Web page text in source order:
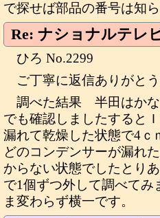
で探せば部品の番号は知
Re: ナショナルテレ
ひろ No.2299
ご丁寧に返信ありがとう
調べた結果 半田はか
でも確認しましたすると
漏れて乾燥した状態で4ｃ
どのコンデンサーが漏れ
からない状態でしたとり
で1個ずつ外して調べてみ
ま変わらず横一です。